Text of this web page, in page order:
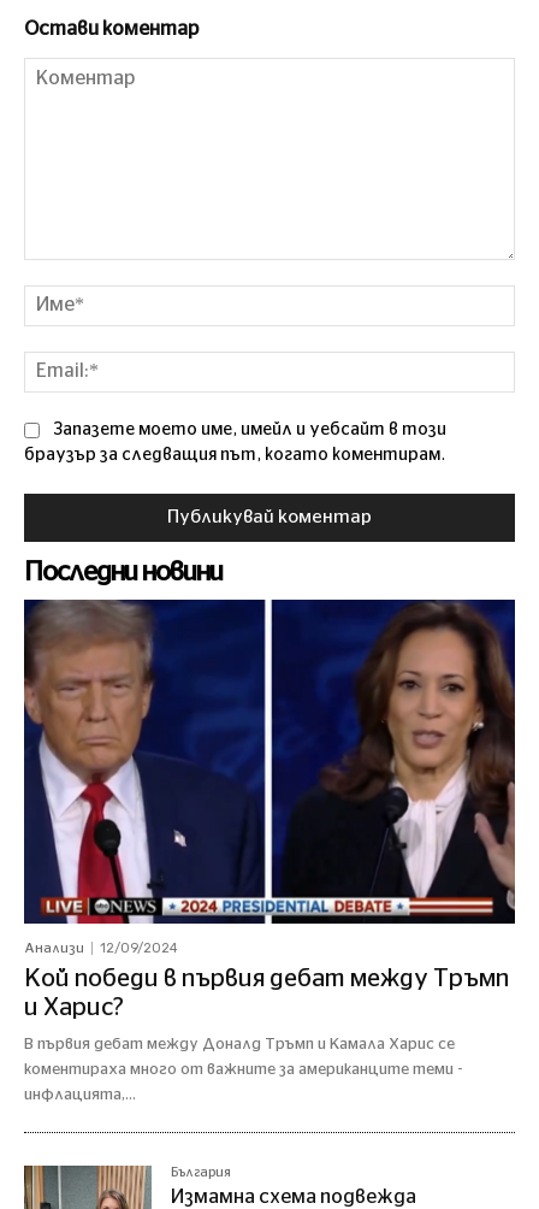
Остави коментар
Запазете моето име, имейл и уебсайт в този
браузър за следващия път, когато коментирам.
Последни новини
Анализи 12/09/2024
Кой победи в първия дебат между Тръмп
и Харис?
В първия дебат между Доналд Тръмп и Камала Харис се
коментираха много от важните за американците теми -
инфлацията,...
България
Измамна схема подвежда